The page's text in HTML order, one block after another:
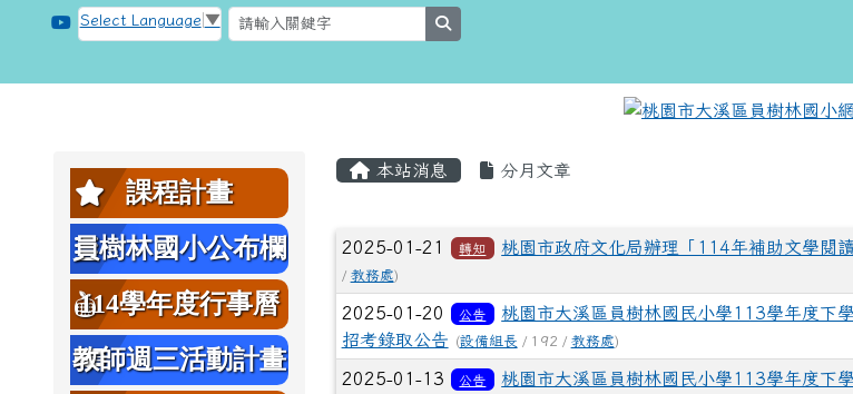
跳至主內容區
桃園市大溪區員樹林國小網站
Select Language ▼
左邊區域內容
課程計畫
員樹林國小公布欄
114學年度行事曆
教師週三活動計畫
主內容區域
本站消息 分月文章
文章列表
2025-01-21 轉知 桃園市政府文化局辦理「114年補助文學閱
/ 教務處)
2025-01-20 公告
桃園市大溪區員樹林國民小學113學年度下
招考錄取公告
(設備組長 / 192 / 教務處)
2025-01-13 公告 桃園市大溪區員樹林國民小學113學年度下